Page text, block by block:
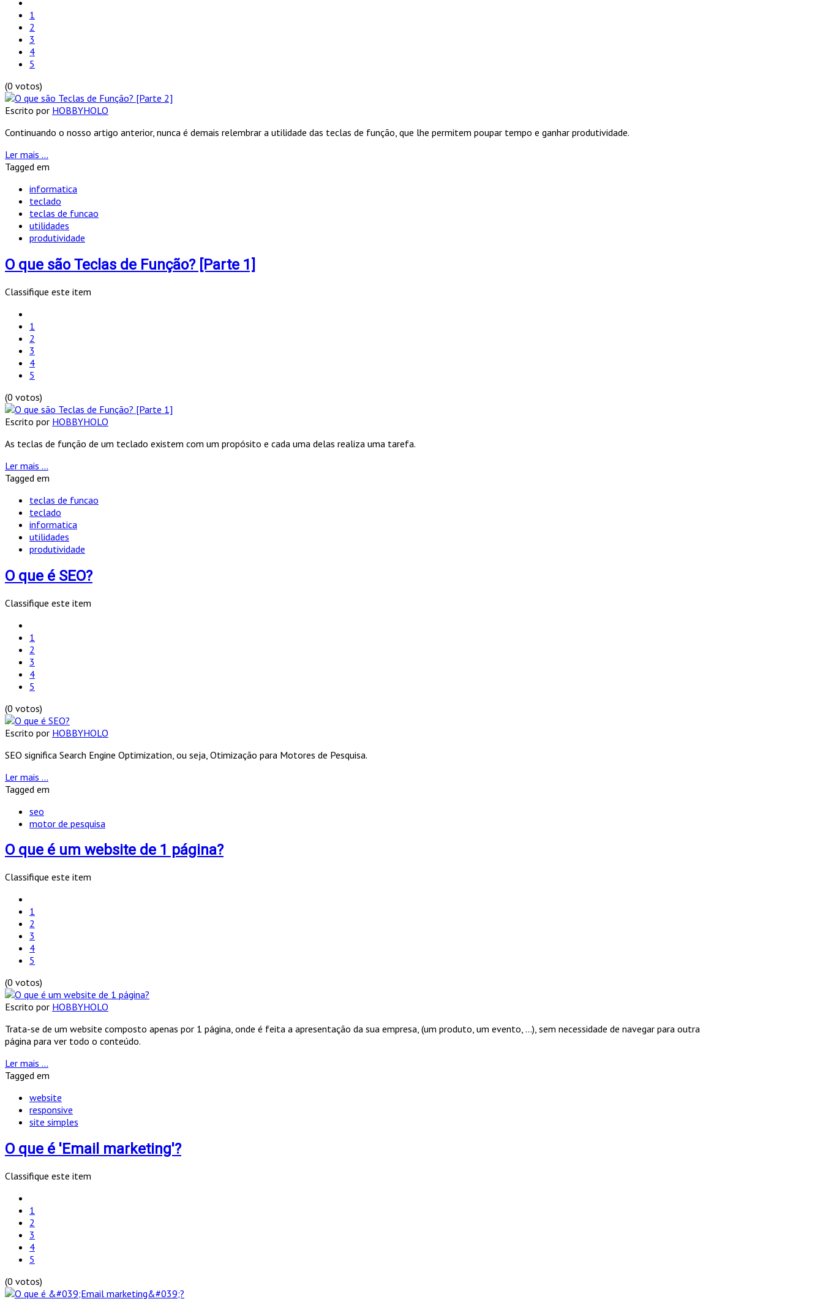
1
2
3
4
5
(0 votos)
Escrito por HOBBYHOLO
Continuando o nosso artigo anterior, nunca é demais relembrar a utilidade das teclas de função, que lhe permitem poupar tempo e ganhar produtividade.
Ler mais ...
Tagged em
informatica
teclado
teclas de funcao
utilidades
produtividade
O que são Teclas de Função? [Parte 1]
Classifique este item
1
2
3
4
5
(0 votos)
Escrito por HOBBYHOLO
As teclas de função de um teclado existem com um propósito e cada uma delas realiza uma tarefa.
Ler mais ...
Tagged em
teclas de funcao
teclado
informatica
utilidades
produtividade
O que é SEO?
Classifique este item
1
2
3
4
5
(0 votos)
Escrito por HOBBYHOLO
SEO significa Search Engine Optimization, ou seja, Otimização para Motores de Pesquisa.
Ler mais ...
Tagged em
seo
motor de pesquisa
O que é um website de 1 página?
Classifique este item
1
2
3
4
5
(0 votos)
Escrito por HOBBYHOLO
Trata-se de um website composto apenas por 1 página, onde é feita a apresentação da sua empresa, (um produto, um evento, …), sem necessidade de navegar para outra
página para ver todo o conteúdo.
Ler mais ...
Tagged em
website
responsive
site simples
O que é 'Email marketing'?
Classifique este item
1
2
3
4
5
(0 votos)